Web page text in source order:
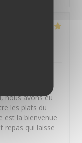
Des plats
tout est
nous avons eu
les plats du
est la bienvenue
repas qui laisse